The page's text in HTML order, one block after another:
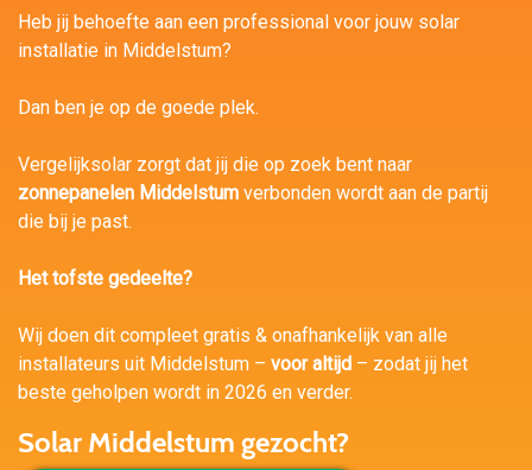
Heb jij behoefte aan een professional voor jouw solar
installatie in Middelstum?
Dan ben je op de goede plek.
Vergelijksolar zorgt dat jij die op zoek bent naar
zonnepanelen Middelstum verbonden wordt aan de partij
die bij je past.
Het tofste gedeelte?
Wij doen dit compleet gratis & onafhankelijk van alle
installateurs uit Middelstum – voor altijd – zodat jij het
beste geholpen wordt in 2026 en verder.
Solar Middelstum gezocht?